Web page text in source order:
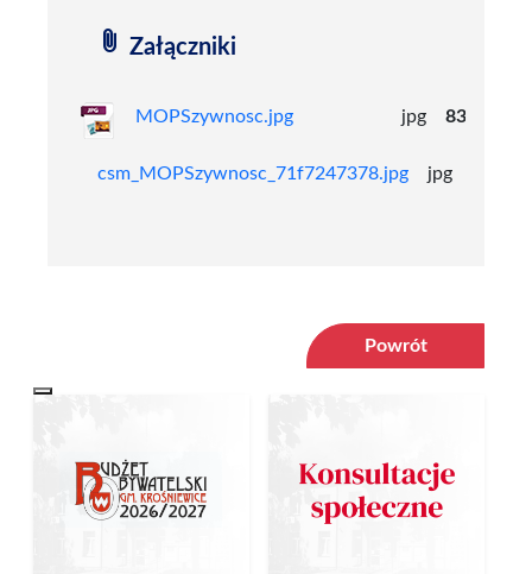
attach_file Załączniki
MOPSzywnosc.jpg jpg 83,10
csm_MOPSzywnosc_71f7247378.jpg jpg
Powrót